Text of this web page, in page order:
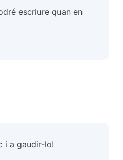
escriure quan en
i a gaudir-lo!